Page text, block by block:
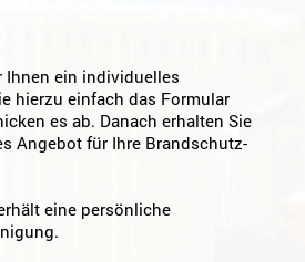
Ihnen ein individuelles
hierzu einfach das Formular
es ab. Danach erhalten Sie
Angebot für Ihre Brandschutz-
eine persönliche